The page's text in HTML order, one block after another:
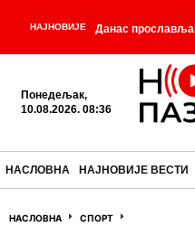
НАЈНОВИЈЕ Данас
Прохора,
мученика
данас и сутра
Понедељак,
10.08.2026. 08:36
НАСЛОВНА НАЈНОВИЈЕ ВЕСТИ
НАСЛОВНА СПОРТ